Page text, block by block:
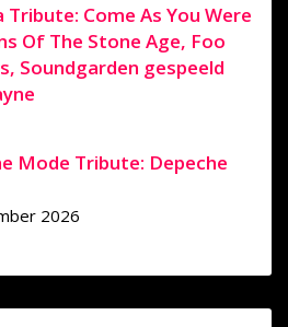
Tribute: Come As You Were
Of The Stone Age, Foo
Soundgarden gespeeld
Mode Tribute: Depeche
2026